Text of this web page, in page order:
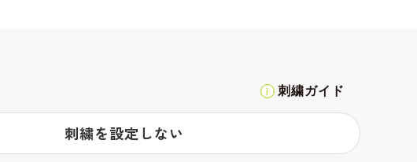
刺繍ガイド
刺繍を設定しない